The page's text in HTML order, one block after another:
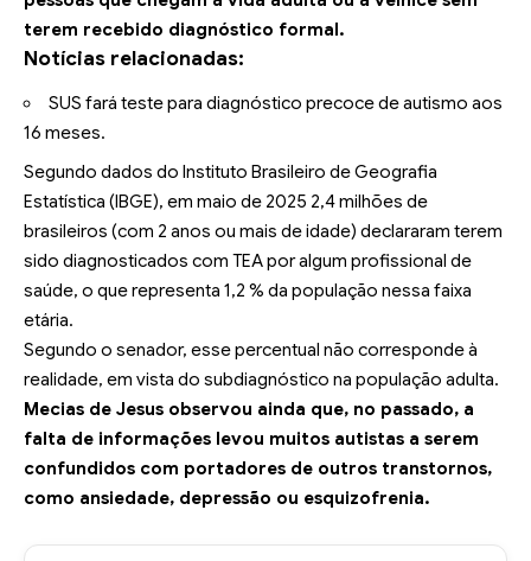
terem recebido diagnóstico formal.
Notícias relacionadas:
SUS fará teste para diagnóstico precoce de autismo aos
16 meses.
Segundo dados do Instituto Brasileiro de Geografia
Estatística (IBGE), em maio de 2025 2,4 milhões de
brasileiros (com 2 anos ou mais de idade) declararam terem
sido diagnosticados com TEA por algum profissional de
saúde, o que representa 1,2 % da população nessa faixa
etária.
Segundo o senador, esse percentual não corresponde à
realidade, em vista do subdiagnóstico na população adulta.
Mecias de Jesus observou ainda que, no passado, a
falta de informações levou muitos autistas a serem
confundidos com portadores de outros transtornos,
como ansiedade, depressão ou esquizofrenia.